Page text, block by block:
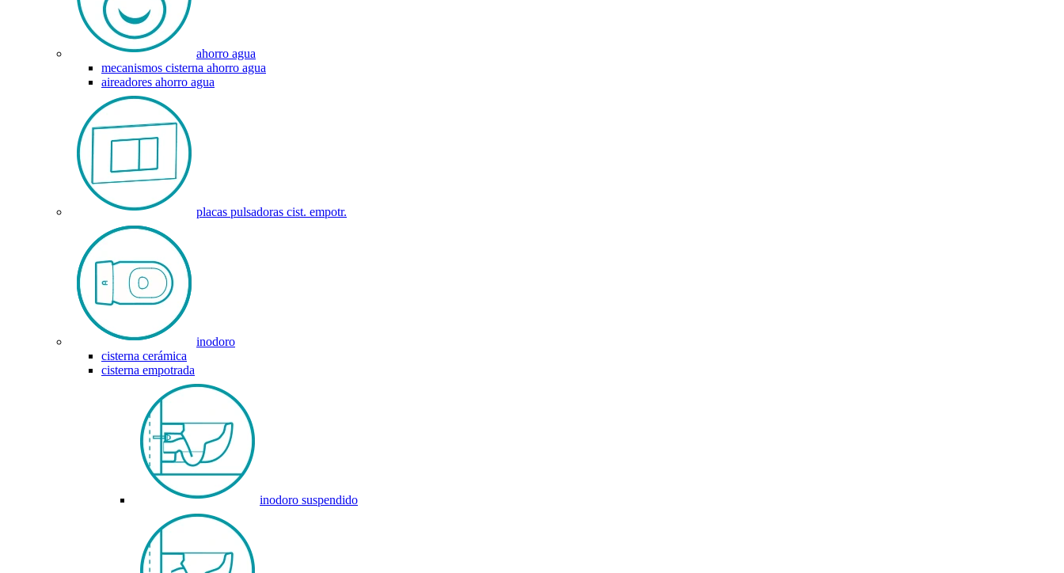
ahorro agua
mecanismos cisterna ahorro agua
aireadores ahorro agua
placas pulsadoras cist. empotr.
inodoro
cisterna cerámica
cisterna empotrada
inodoro suspendido